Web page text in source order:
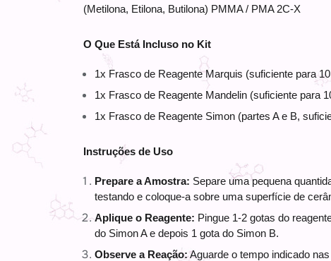
(Metilona, Etilona, Butilona) PMMA / PMA 2C-X
O Que Está Incluso no Kit
1x Frasco de Reagente Marquis (suficiente para
1x Frasco de Reagente Mandelin (suficiente para
1x Frasco de Reagente Simon (partes A e B,
Instruções de Uso
Prepare a Amostra: Separe uma pequena
testando e coloque-a sobre uma superfície de
Aplique o Reagente: Pingue 1-2 gotas do
do Simon A e depois 1 gota do Simon B.
Observe a Reação: Aguarde o tempo indicado